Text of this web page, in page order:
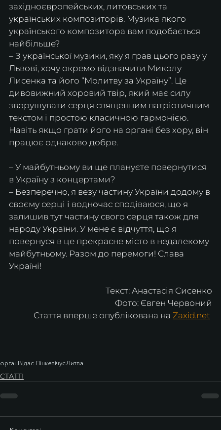
західноєвропейських, литовських та
українських композиторів. Музика якого
українського композитора вам подобається
найбільше?
– З української музики, яку я грав цього разу у
Львові, хочу окремо відзначити Миколу
Лисенка та його “Молитву за Україну”. Це
дивовижний хоровий твір, який має силу
зворушувати серця священним патріотичним
текстом і простою класичною гармонією.
Навіть якщо грати його на органі без хору, він
працює однаково добре.
– У майбутньому ви ще плануєте повернутися
в Україну з концертами?
– Безперечно, я везу частину України додому в
своєму серці і водночас сподіваюся, що я
залишив тут частину свого серця також для
народу України. У мене є відчуття, що я
повернуся в це прекрасне місто в недалекому
майбутньому. Разом до перемоги! Слава
Україні!
Текст: Анастасія Сисенко
Фото: Євген Червоний
Стаття вперше опублікована на Zaxid.net
органВідас ПінкевічусЛитва
СТАТТІ